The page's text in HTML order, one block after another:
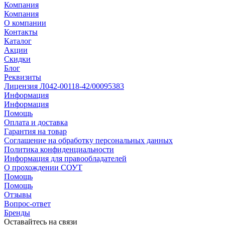
Компания
Компания
О компании
Контакты
Каталог
Акции
Скидки
Блог
Реквизиты
Лицензия Л042-00118-42/00095383
Информация
Информация
Помощь
Оплата и доставка
Гарантия на товар
Соглашение на обработку персональных данных
Политика конфиденциальности
Информация для правообладателей
О прохождении СОУТ
Помощь
Помощь
Отзывы
Вопрос-ответ
Бренды
Оставайтесь на связи